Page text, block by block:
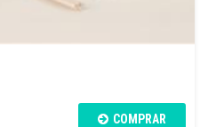
COMPRAR